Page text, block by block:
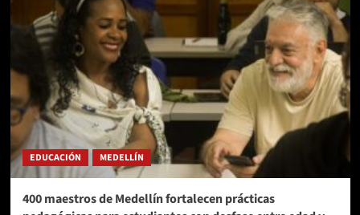
EDUCACIÓN MEDELLÍN
400 maestros de Medellín fortalecen prácticas